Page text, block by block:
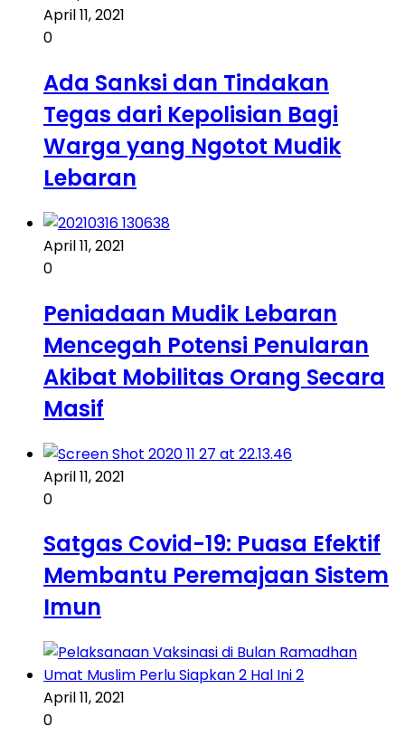
April 11, 2021
0
Ada Sanksi dan Tindakan
Tegas dari Kepolisian Bagi
Warga yang Ngotot Mudik
Lebaran
April 11, 2021
0
Peniadaan Mudik Lebaran
Mencegah Potensi Penularan
Akibat Mobilitas Orang Secara
Masif
April 11, 2021
0
Satgas Covid-19: Puasa Efektif
Membantu Peremajaan Sistem
Imun
April 11, 2021
0